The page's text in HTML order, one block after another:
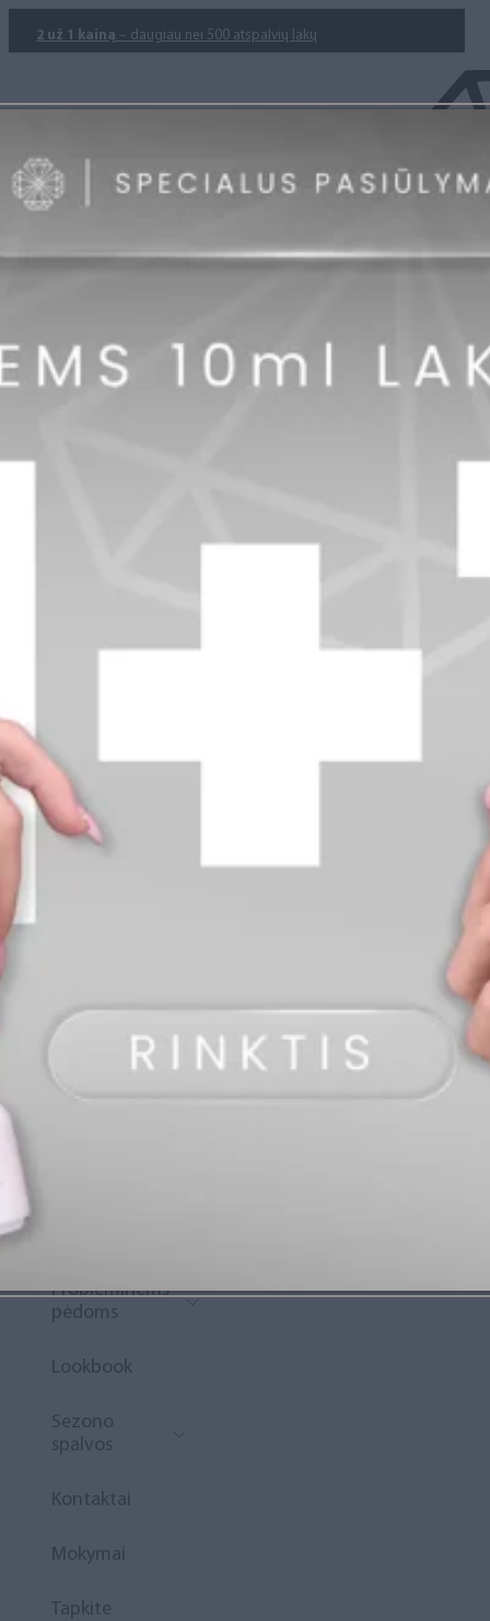
2 už 1 kainą – daugiau nei 500 atspalvių lakų
info@diamondline.lt
Prisijungti
Rewards“
Probleminėms
pėdoms
Lookbook
Sezono
spalvos
Kontaktai
Mokymai
Tapkite